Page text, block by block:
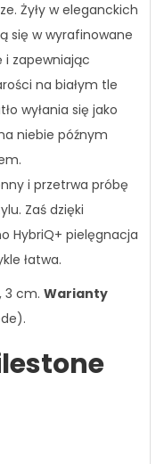
Żyły w eleganckich
się w wyrafinowane
i zapewniając
na białym tle
wyłania się jako
niebie późnym
i przetrwa próbę
Zaś dzięki
HybriQ+ pielęgnacja
łatwa.
3 cm. Warianty